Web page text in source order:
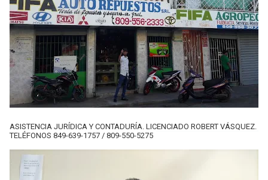
ASISTENCIA JURÍDICA Y CONTADURÍA. LICENCIADO ROBERT VÁSQUEZ.
TELÉFONOS 849-639-1757 / 809-550-5275